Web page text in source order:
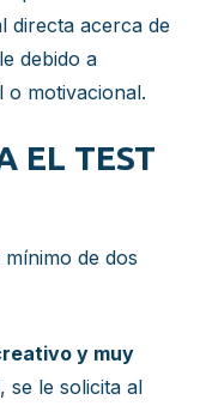
directa acerca de
debido a
o motivacional.
EL TEST
de dos
y muy
se le solicita al